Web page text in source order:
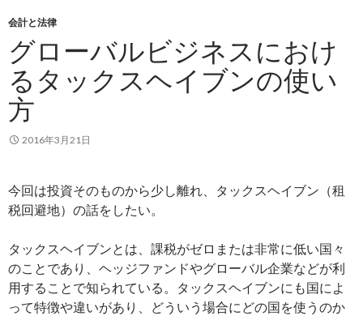
会計と法律
グローバルビジネスにおけ
るタックスヘイブンの使い
方
2016年3月21日
今回は投資そのものから少し離れ、タックスヘイブン（租
税回避地）の話をしたい。
タックスヘイブンとは、課税がゼロまたは非常に低い国々
のことであり、ヘッジファンドやグローバル企業などが利
用することで知られている。タックスヘイブンにも国によ
って特徴や違いがあり、どういう場合にどの国を使うのか